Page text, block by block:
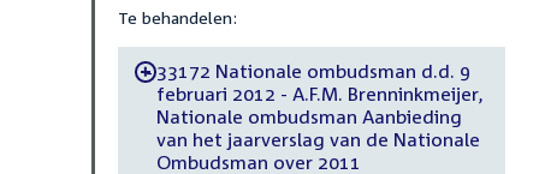
Te behandelen:
-33172 Nationale ombudsman d.d. 9
februari 2012 - A.F.M. Brenninkmeijer,
Nationale ombudsman Aanbieding
van het jaarverslag van de Nationale
Ombudsman over 2011